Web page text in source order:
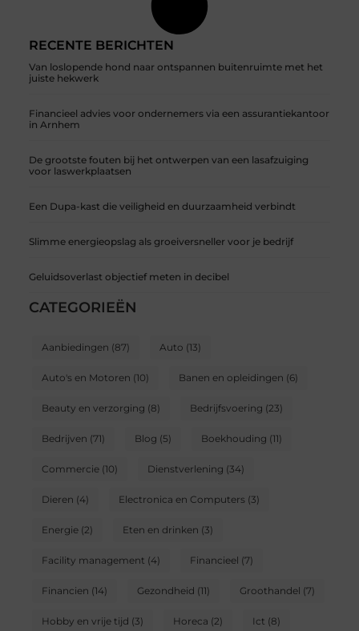
RECENTE BERICHTEN
Van loslopende hond naar ontspannen buitenruimte met het
juiste hekwerk
Financieel advies voor ondernemers via een assurantiekantoor
in Arnhem
De grootste fouten bij het ontwerpen van een lasafzuiging
voor laswerkplaatsen
Een Dupa-kast die veiligheid en duurzaamheid verbindt
Slimme energieopslag als groeiversneller voor je bedrijf
Geluidsoverlast objectief meten in decibel
CATEGORIEËN
Aanbiedingen (87) Auto (13)
Auto's en Motoren (10) Banen en opleidingen (6)
Beauty en verzorging (8) Bedrijfsvoering (23)
Bedrijven (71) Blog (5) Boekhouding (11)
Commercie(10) Dienstverlening (34)
Dieren (4) Electronica en Computers(3)
Energie(2) Eten en drinken (3)
Facility management (4) Financieel (7)
Financien (14) Gezondheid (11) Groothandel (7)
Hobby en vrije tijd (3) Horeca (2) Ict (8)